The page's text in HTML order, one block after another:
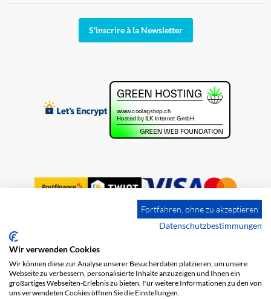
S'inscrire à la Newsletter
Impression
Protection des données
Fortfahren, ohne zu akzeptieren
Datenschutzbestimmungen
Wir verwenden Cookies
Wir können diese zur Analyse unserer Besucherdaten platzieren, um unsere
Webseite zu verbessern, personalisierte Inhalte anzuzeigen und Ihnen ein
großartiges Webseiten-Erlebnis zu bieten. Für weitere Informationen zu den von
uns verwendeten Cookies öffnen Sie die Einstellungen.